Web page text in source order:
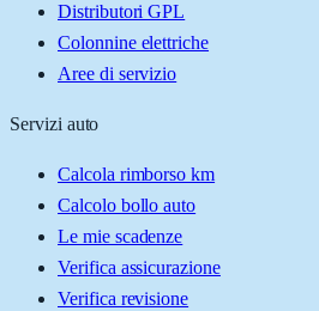
Distributori GPL
Colonnine elettriche
Aree di servizio
Servizi auto
Calcola rimborso km
Calcolo bollo auto
Le mie scadenze
Verifica assicurazione
Verifica revisione